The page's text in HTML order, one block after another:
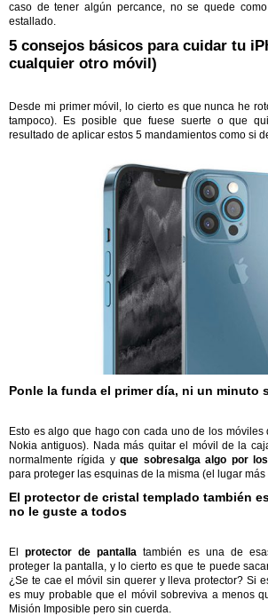
caso de tener algún percance, no se quede
estallado.
5 consejos básicos para cuidar tu
cualquier otro móvil)
Desde mi primer móvil, lo cierto es que nunca he
tampoco). Es posible que fuese suerte o que
resultado de aplicar estos 5 mandamientos como si
Ponle la funda el primer día, ni un minuto
Esto es algo que hago con cada uno de los
Nokia antiguos). Nada más quitar el móvil de la
normalmente rígida yque sobresalga algo por
para proteger las esquinas de la misma (el lugar más
El protector de cristal templado también
no le guste a todos
El protector de pantalla también es una de
proteger la pantalla, y lo cierto es que te puede
¿Se te cae el móvil sin querer y lleva protector? Si
es muy probable que el móvil sobreviva a menos
Misión Imposible pero sin cuerda.